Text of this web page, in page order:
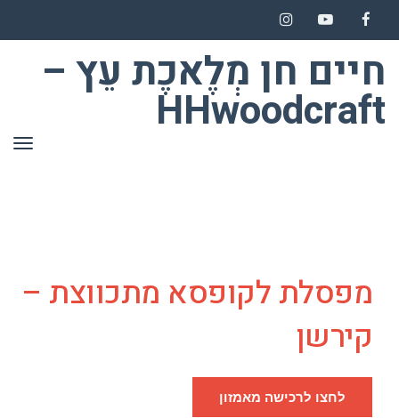
Facebook
YouTube
Instagram
חיים חן מְלֶאכֶת עֵץ –
HHwoodcraft
מפסלת לקופסא מתכווצת –
קירשן
לחצו לרכישה מאמזון